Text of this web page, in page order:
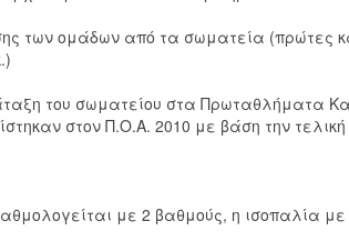
των ομάδων από τα σωματεία (πρώτες
του σωματείου στα Πρωταθλήματα
στον Π.Ο.Α. 2010 με βάση την
με 2 βαθμούς, η ισοπαλία